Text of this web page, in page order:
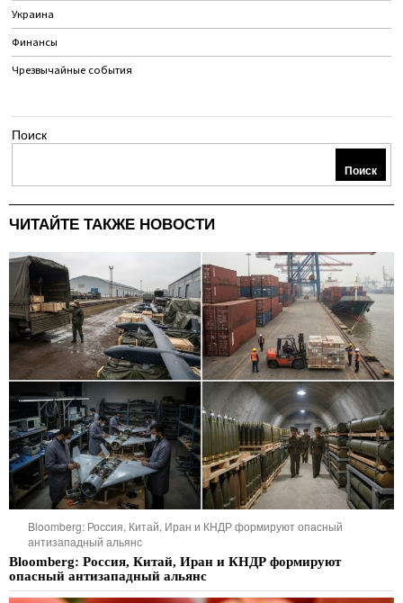
Украина
Финансы
Чрезвычайные события
Поиск
Поиск
ЧИТАЙТЕ ТАКЖЕ НОВОСТИ
Bloomberg: Россия, Китай, Иран и КНДР формируют опасный
антизападный альянс
Bloomberg: Россия, Китай, Иран и КНДР формируют
опасный антизападный альянс